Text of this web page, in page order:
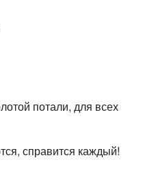
потали, для всех
справится каждый!